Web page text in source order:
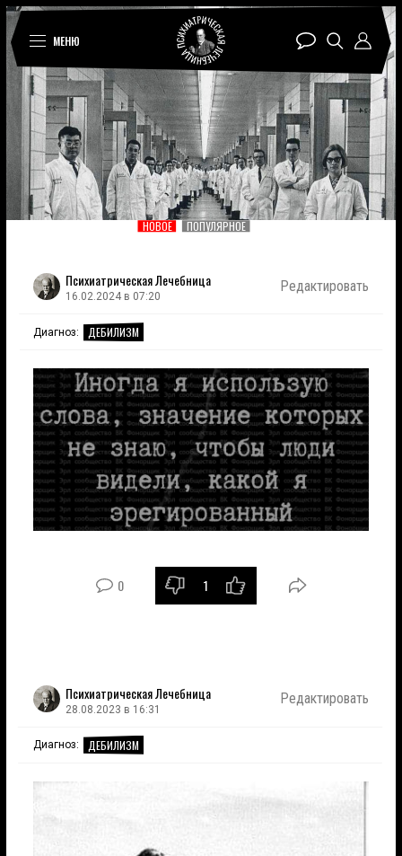
МЕНЮ
НОВОЕ ПОПУЛЯРНОЕ
Психиатрическая Лечебница
16.02.2024 в 07:20
Редактировать
Диагноз: ДЕБИЛИЗМ
0 1
Психиатрическая Лечебница
28.08.2023 в 16:31
Редактировать
Диагноз: ДЕБИЛИЗМ